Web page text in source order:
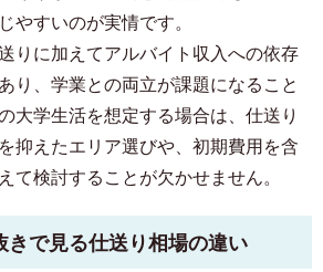
やすいのが実情です。
りに加えてアルバイト収入への依存
り、学業との両立が課題になること
大学生活を想定する場合は、仕送り
抑えたエリア選びや、初期費用を含
て検討することが欠かせません。
きで見る仕送り相場の違い